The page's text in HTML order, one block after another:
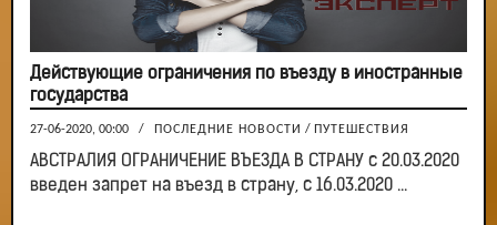
Действующие ограничения по въезду в иностранные
государства
27-06-2020, 00:00 / ПОСЛЕДНИЕ НОВОСТИ / ПУТЕШЕСТВИЯ
АВСТРАЛИЯ ОГРАНИЧЕНИЕ ВЪЕЗДА В СТРАНУ с 20.03.2020
введен запрет на въезд в страну, с 16.03.2020 ...